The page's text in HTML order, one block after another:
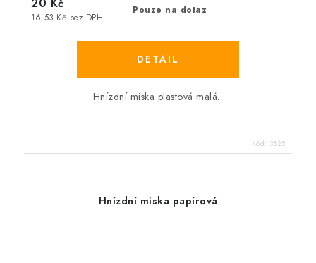
Pouze na dotaz
16,53 Kč bez DPH
20 Kč
Hnízdní miska plastová malá.
Kód: 3825
Hnízdní miska papírová